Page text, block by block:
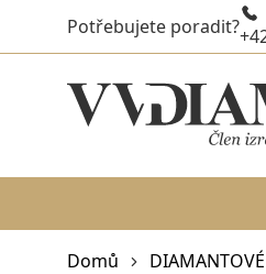
Potřebujete poradit?
Domů DIAMANTOVÉ